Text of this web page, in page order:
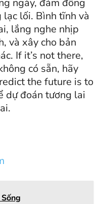
lạc lối. Bình tĩnh và
lắng nghe nhịp
và xây cho bản
If it’s not there,
có sẵn, hãy
the future is to
dự đoán tương lai